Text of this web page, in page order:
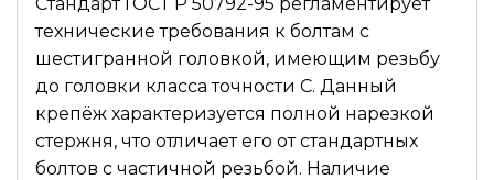
технические требования к болтам с
шестигранной головкой, имеющим резьбу
до головки класса точности С. Данный
крепёж характеризуется полной нарезкой
стержня, что отличает его от стандартных
болтов с частичной резьбой. Наличие